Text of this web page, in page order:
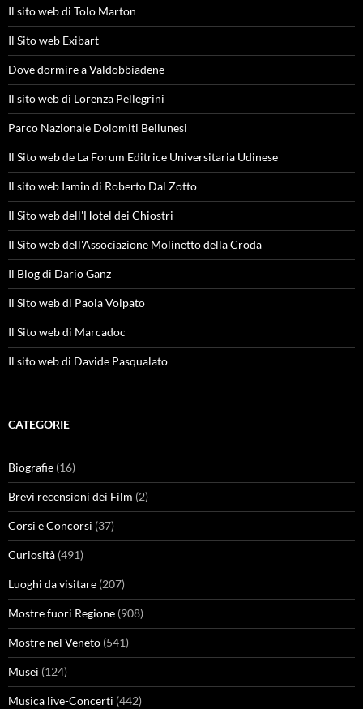
Il sito web di Tolo Marton
Il Sito web Exibart
Dove dormire a Valdobbiadene
Il sito web di Lorenza Pellegrini
Parco Nazionale Dolomiti Bellunesi
Il Sito web de La Forum Editrice Universitaria Udinese
Il sito web Iamin di Roberto Dal Zotto
Il Sito web dell'Hotel dei Chiostri
Il Sito web dell'Associazione Molinetto della Croda
Il Blog di Dario Ganz
Il Sito web di Paola Volpato
Il Sito web di Marcadoc
Il sito web di Davide Pasqualato
CATEGORIE
Biografie (16)
Brevi recensioni dei Film (2)
Corsi e Concorsi (37)
Curiosità (491)
Luoghi da visitare (207)
Mostre fuori Regione (908)
Mostre nel Veneto (541)
Musei (124)
Musica live-Concerti (442)